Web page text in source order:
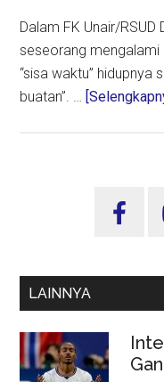
Dalam FK Unair/
seseorang mengalami
“sisa waktu” hidupnya
buatan”. …
Sidebar
LAINNYA